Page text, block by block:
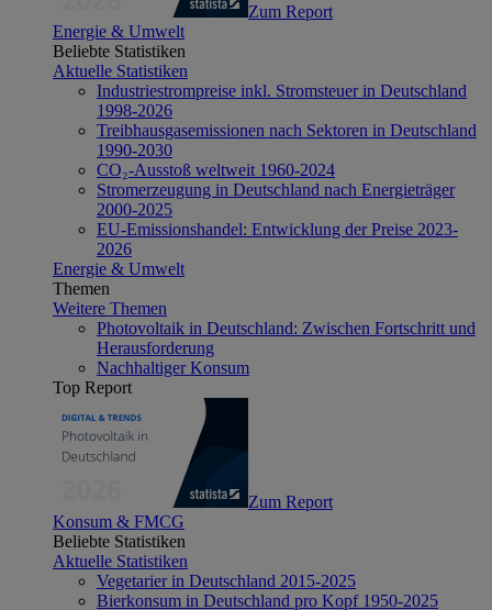
Zum Report
Energie & Umwelt
Beliebte Statistiken
Aktuelle Statistiken
Industriestrompreise inkl. Stromsteuer in Deutschland
1998-2026
Treibhausgasemissionen nach Sektoren in Deutschland
1990-2030
CO₂-Ausstoß weltweit 1960-2024
Stromerzeugung in Deutschland nach Energieträger
2000-2025
EU-Emissionshandel: Entwicklung der Preise 2023-
2026
Energie & Umwelt
Themen
Weitere Themen
Photovoltaik in Deutschland: Zwischen Fortschritt und
Herausforderung
Nachhaltiger Konsum
Top Report
Zum Report
Konsum & FMCG
Beliebte Statistiken
Aktuelle Statistiken
Vegetarier in Deutschland 2015-2025
Bierkonsum in Deutschland pro Kopf 1950-2025